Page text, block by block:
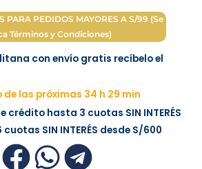
PARA PEDIDOS MAYORES A S/99 (Se
Términos y Condiciones)
con envío gratis recíbelo el
las próximas 34 h 29 min
crédito hasta 3 cuotas SIN INTERÉS
cuotas SIN INTERÉS desde S/600